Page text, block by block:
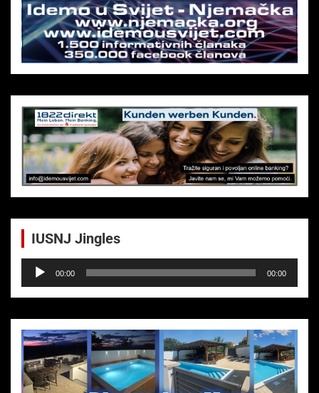
h
IUSNJ Jingles
Audio-
Player
00:00 00:00